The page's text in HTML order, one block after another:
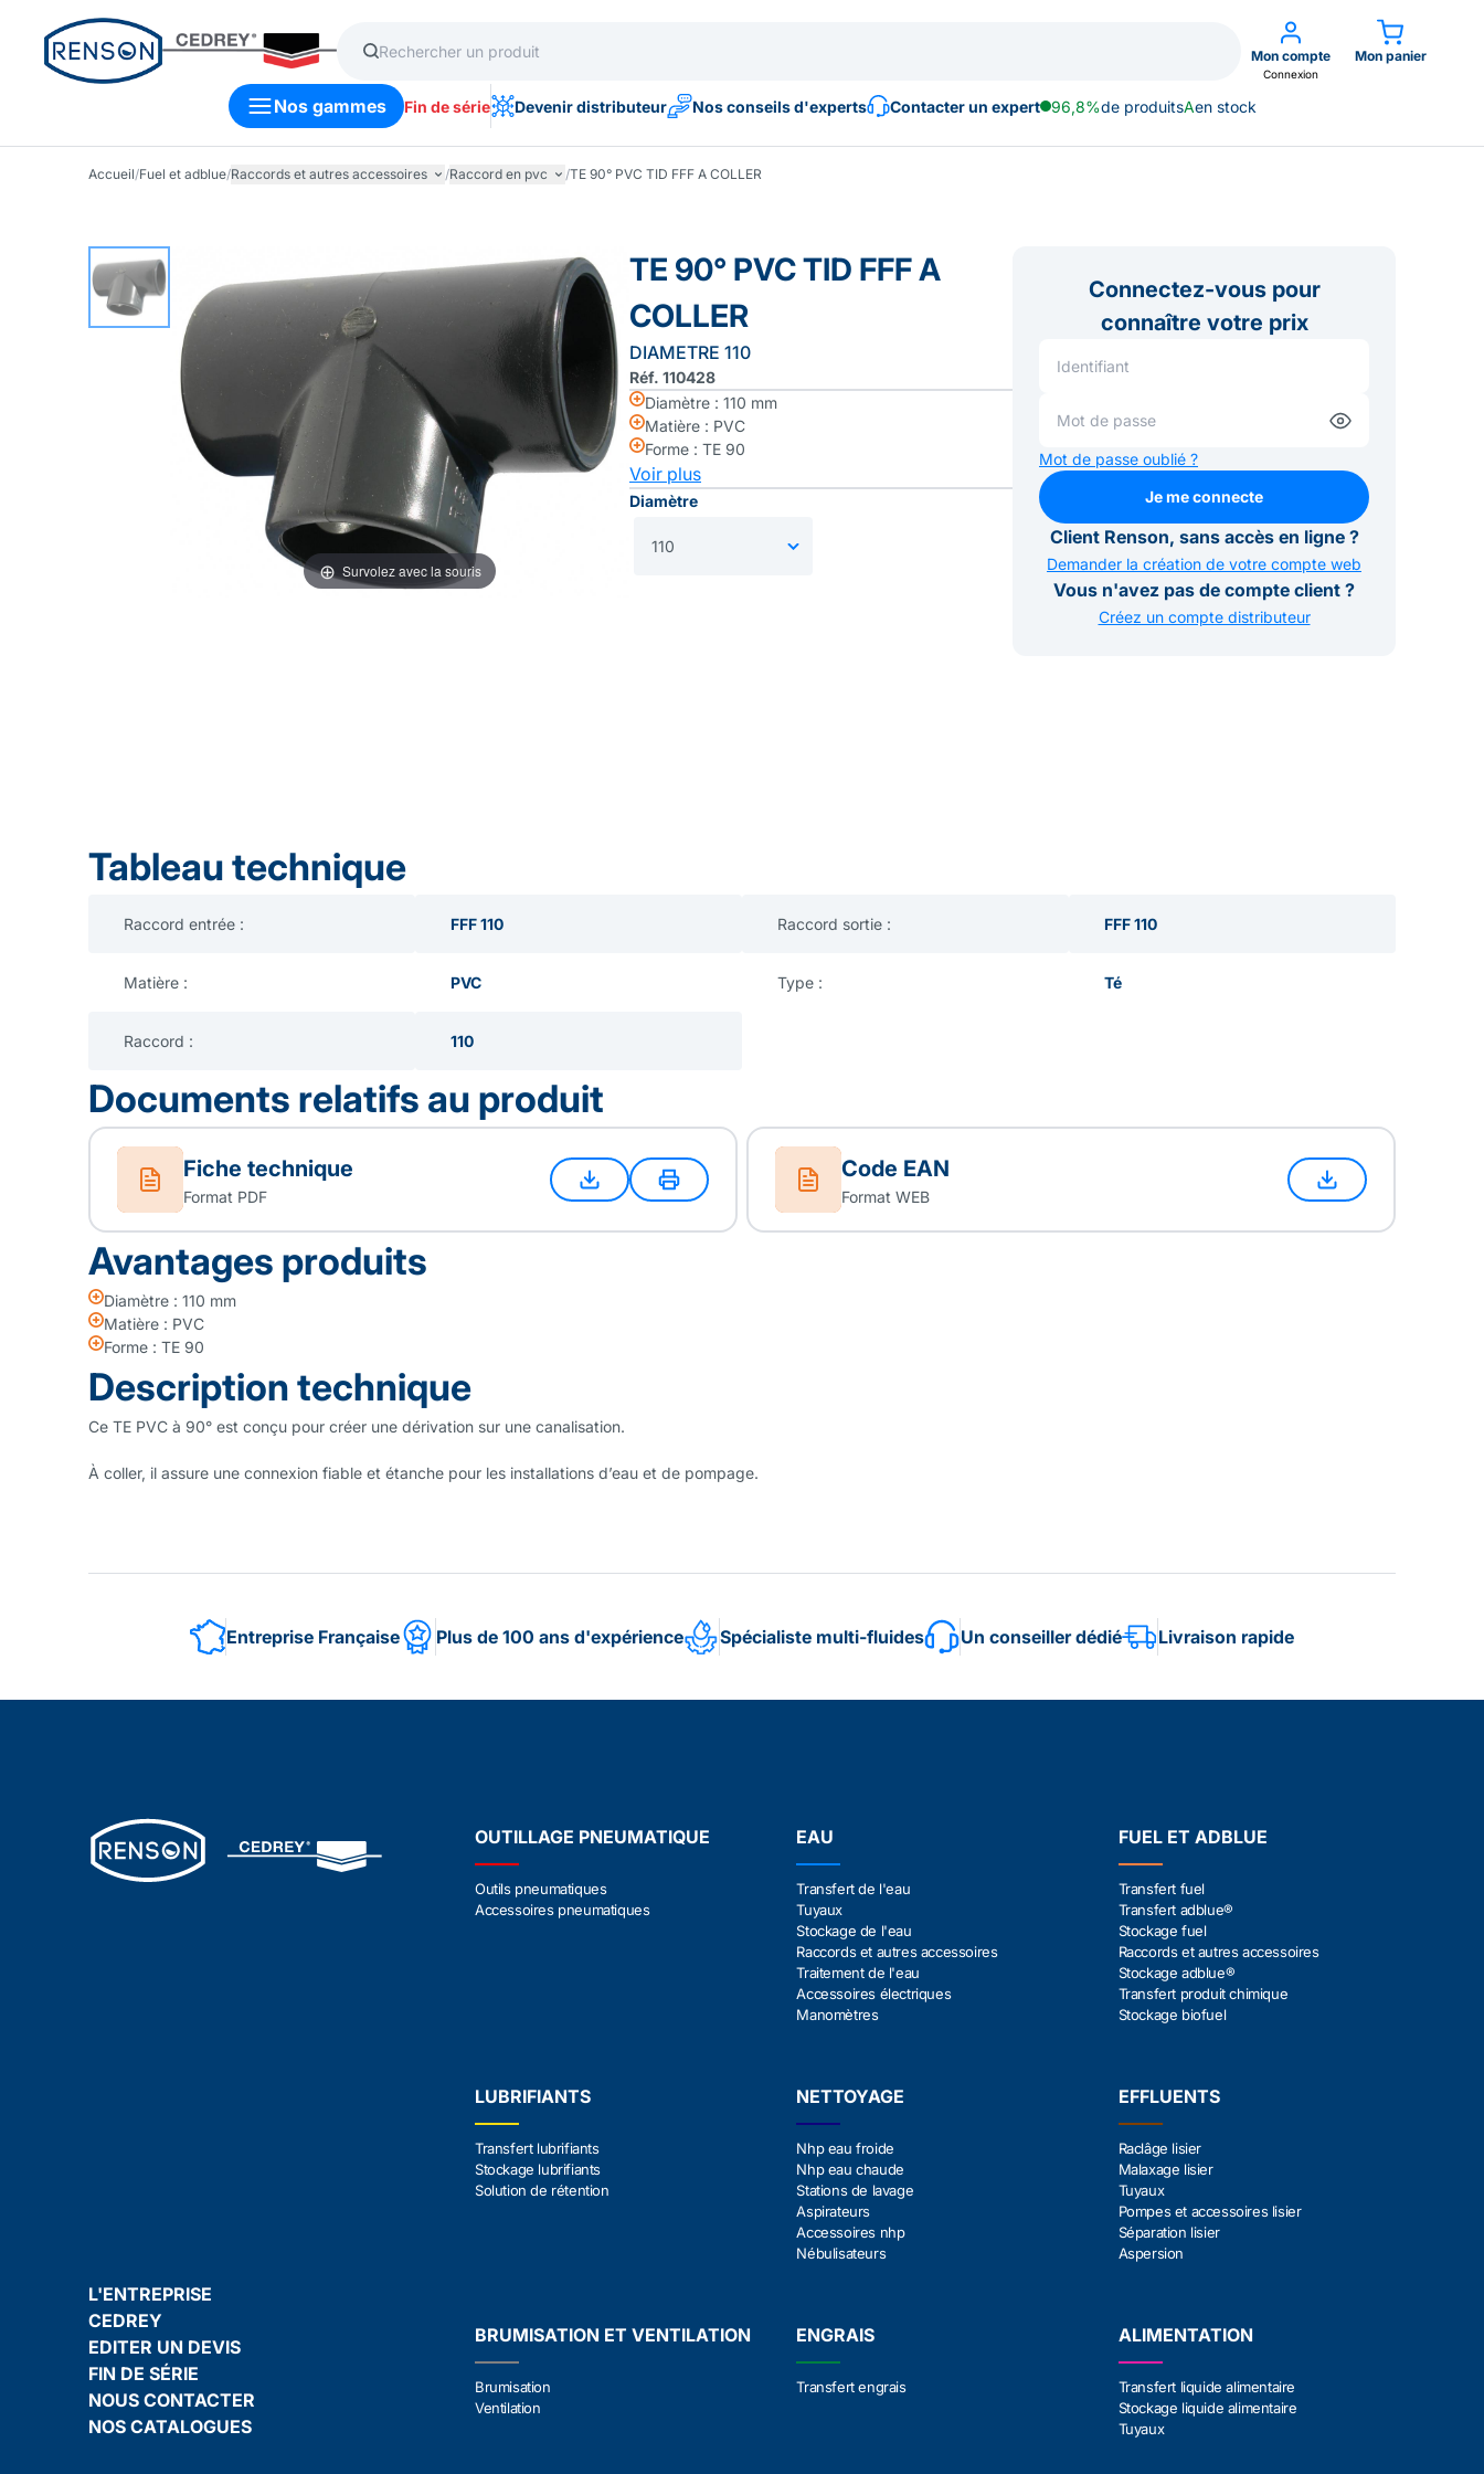
Mon compte
Connexion
Mon panier
Nos gammes Fin de série Devenir distributeur Nos conseils d'experts Contacter un expert 96,8%de produitsAen stock
Accueil/Fuel et adblue/Raccords et autres accessoires /Raccord en pvc /TE 90° PVC TID FFF A COLLER
Survolez avec la souris
TE 90° PVC TID FFF A
COLLER
DIAMETRE 110
Réf. 110428
Diamètre : 110 mm
Matière : PVC
Forme : TE 90
Voir plus
Diamètre
Connectez-vous pour
connaître votre prix
Mot de passe oublié ?
Je me connecte
Client Renson, sans accès en ligne ?
Demander la création de votre compte web
Vous n'avez pas de compte client ?
Créez un compte distributeur
Tableau technique
Raccord entrée : FFF 110 Raccord sortie : FFF 110
Matière : PVC Type : Té
Raccord : 110
Documents relatifs au produit
Fiche technique
Format PDF
Code EAN
Format WEB
Avantages produits
Diamètre : 110 mm
Matière : PVC
Forme : TE 90
Description technique
Ce TE PVC à 90° est conçu pour créer une dérivation sur une canalisation.
À coller, il assure une connexion fiable et étanche pour les installations d’eau et de pompage.
Entreprise Française Plus de 100 ans d'expérience Spécialiste multi-fluides Un conseiller dédié Livraison rapide
L'ENTREPRISE
CEDREY
EDITER UN DEVIS
FIN DE SÉRIE
NOUS CONTACTER
NOS CATALOGUES
OUTILLAGE PNEUMATIQUE
Outils pneumatiques
Accessoires pneumatiques
EAU
Transfert de l'eau
Tuyaux
Stockage de l'eau
Raccords et autres accessoires
Traitement de l'eau
Accessoires électriques
Manomètres
FUEL ET ADBLUE
Transfert fuel
Transfert adblue®
Stockage fuel
Raccords et autres accessoires
Stockage adblue®
Transfert produit chimique
Stockage biofuel
LUBRIFIANTS
Transfert lubrifiants
Stockage lubrifiants
Solution de rétention
NETTOYAGE
Nhp eau froide
Nhp eau chaude
Stations de lavage
Aspirateurs
Accessoires nhp
Nébulisateurs
EFFLUENTS
Raclâge lisier
Malaxage lisier
Tuyaux
Pompes et accessoires lisier
Séparation lisier
Aspersion
BRUMISATION ET VENTILATION
Brumisation
Ventilation
ENGRAIS
Transfert engrais
ALIMENTATION
Transfert liquide alimentaire
Stockage liquide alimentaire
Tuyaux